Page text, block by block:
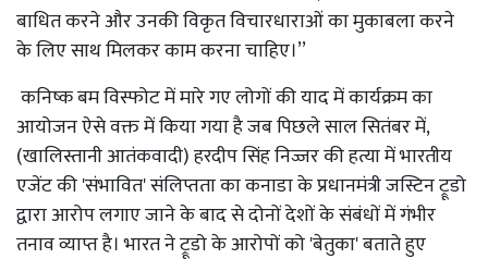
बाधित करने और उनकी विकृत विचारधाराओं का मुकाबला करने
के लिए साथ मिलकर काम करना चाहिए।’’
कनिष्क बम विस्फोट में मारे गए लोगों की याद में कार्यक्रम का
आयोजन ऐसे वक्त में किया गया है जब पिछले साल सितंबर में,
(खालिस्तानी आतंकवादी) हरदीप सिंह निज्जर की हत्या में भारतीय
एजेंट की 'संभावित' संलिप्तता का कनाडा के प्रधानमंत्री जस्टिन ट्रूडो
द्वारा आरोप लगाए जाने के बाद से दोनों देशों के संबंधों में गंभीर
तनाव व्याप्त है। भारत ने ट्रूडो के आरोपों को 'बेतुका' बताते हुए